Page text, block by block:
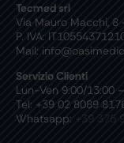
Tecmed srl
Via Mauro Macchi, 8
P. IVA:
Mail:
Servizio Clienti
Lun-Ven 9:00/13:00
Tel: +39 02 8089
Whatsapp: +39 375